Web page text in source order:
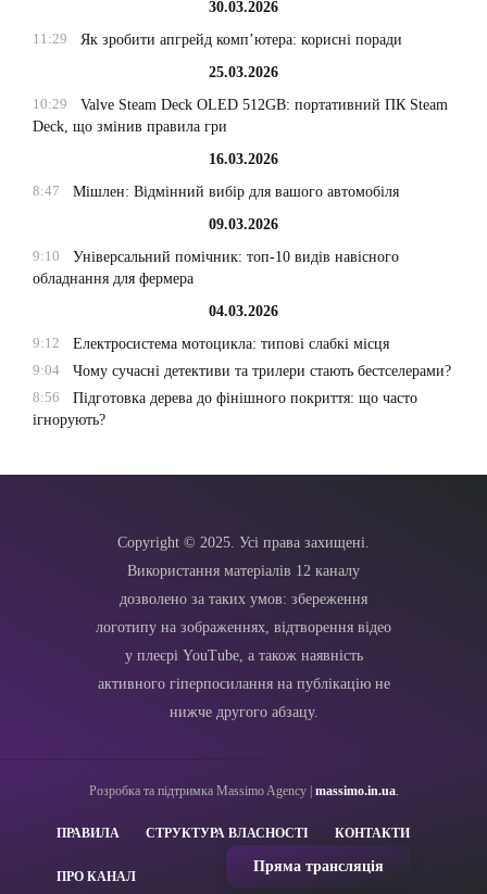
30.03.2026
11:29
Як зробити апгрейд комп’ютера: корисні поради
25.03.2026
10:29
Valve Steam Deck OLED 512GB: портативний ПК Steam
Deck, що змінив правила гри
16.03.2026
8:47
Мішлен: Відмінний вибір для вашого автомобіля
09.03.2026
9:10
Універсальний помічник: топ-10 видів навісного
обладнання для фермера
04.03.2026
9:12
Електросистема мотоцикла: типові слабкі місця
9:04
Чому сучасні детективи та трилери стають бестселерами?
8:56
Підготовка дерева до фінішного покриття: що часто
ігнорують?
Copyright © 2025. Усі права захищені.
Використання матеріалів 12 каналу
дозволено за таких умов: збереження
логотипу на зображеннях, відтворення відео
у плеєрі YouTube, а також наявність
активного гіперпосилання на публікацію не
нижче другого абзацу.
Розробка та підтримка Massimo Agency | massimo.in.ua.
ПРАВИЛА СТРУКТУРА ВЛАСНОСТІ КОНТАКТИ
ПРО КАНАЛ
Пряма трансляція